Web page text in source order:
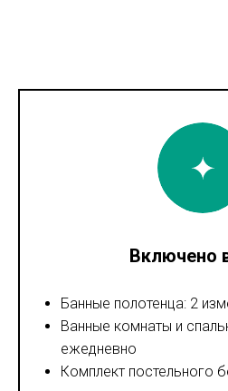
Включено
Банные полотенца: 2
Ванные комнаты и
ежедневно
Комплект постельного